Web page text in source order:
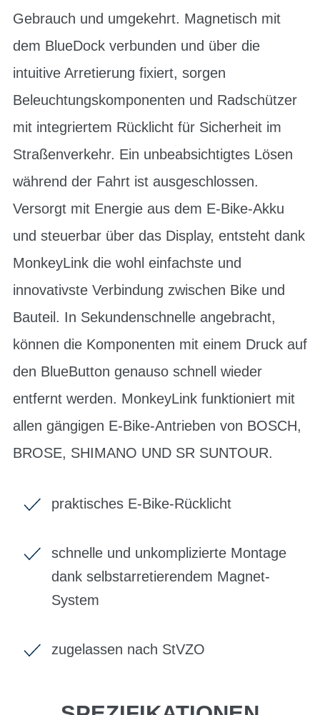
Gebrauch und umgekehrt. Magnetisch mit
dem BlueDock verbunden und über die
intuitive Arretierung fixiert, sorgen
Beleuchtungskomponenten und Radschützer
mit integriertem Rücklicht für Sicherheit im
Straßenverkehr. Ein unbeabsichtigtes Lösen
während der Fahrt ist ausgeschlossen.
Versorgt mit Energie aus dem E-Bike-Akku
und steuerbar über das Display, entsteht dank
MonkeyLink die wohl einfachste und
innovativste Verbindung zwischen Bike und
Bauteil. In Sekundenschnelle angebracht,
können die Komponenten mit einem Druck auf
den BlueButton genauso schnell wieder
entfernt werden. MonkeyLink funktioniert mit
allen gängigen E-Bike-Antrieben von BOSCH,
BROSE, SHIMANO UND SR SUNTOUR.
praktisches E-Bike-Rücklicht
schnelle und unkomplizierte Montage
dank selbstarretierendem Magnet-
System
zugelassen nach StVZO